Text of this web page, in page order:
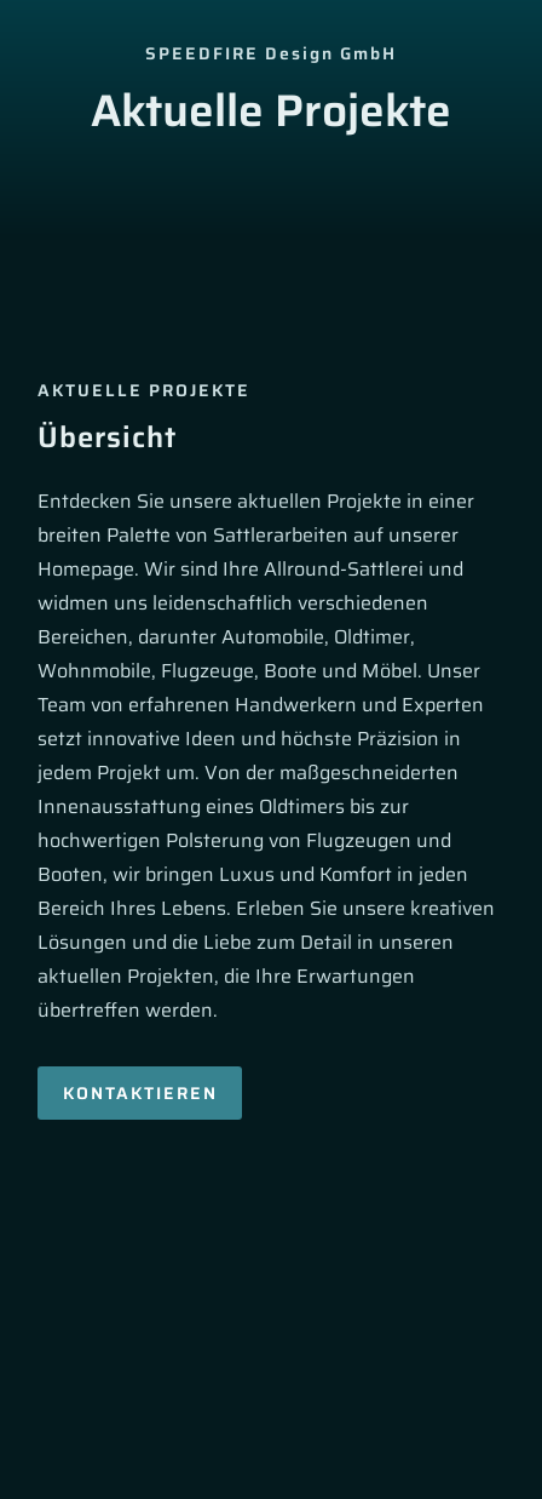
SPEEDFIRE Design GmbH
Aktuelle Projekte
AKTUELLE PROJEKTE
Übersicht
Entdecken Sie unsere aktuellen Projekte in einer
breiten Palette von Sattlerarbeiten auf unserer
Homepage. Wir sind Ihre Allround-Sattlerei und
widmen uns leidenschaftlich verschiedenen
Bereichen, darunter Automobile, Oldtimer,
Wohnmobile, Flugzeuge, Boote und Möbel. Unser
Team von erfahrenen Handwerkern und Experten
setzt innovative Ideen und höchste Präzision in
jedem Projekt um. Von der maßgeschneiderten
Innenausstattung eines Oldtimers bis zur
hochwertigen Polsterung von Flugzeugen und
Booten, wir bringen Luxus und Komfort in jeden
Bereich Ihres Lebens. Erleben Sie unsere kreativen
Lösungen und die Liebe zum Detail in unseren
aktuellen Projekten, die Ihre Erwartungen
übertreffen werden.
KONTAKTIEREN